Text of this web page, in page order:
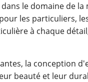
le domaine de
les particuliers,
à chaque
la conception
beauté et leur